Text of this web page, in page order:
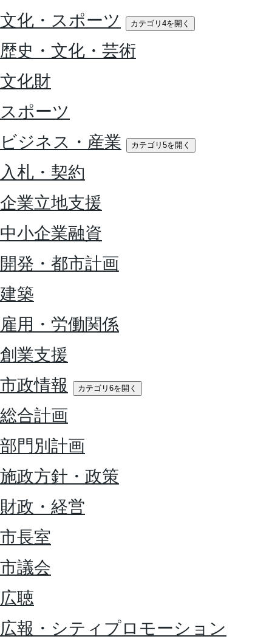
文化・スポーツ
カテゴリ4を開く
歴史・文化・芸術
文化財
スポーツ
ビジネス・産業
カテゴリ5を開く
入札・契約
企業立地支援
中小企業融資
開発・都市計画
建築
雇用・労働関係
創業支援
市政情報
カテゴリ6を開く
総合計画
部門別計画
施政方針・政策
財政・経営
市長室
市議会
広聴
広報・シティプロモーション